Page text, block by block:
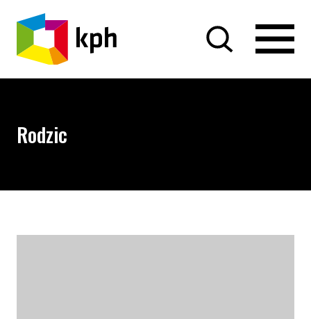
PRZEJDŹ DO TREŚCI
Rodzic